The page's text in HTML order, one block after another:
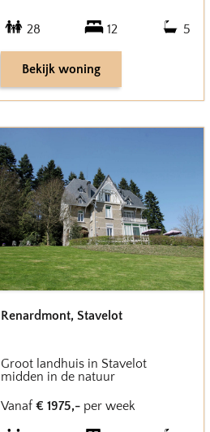
28 12 5
Bekijk woning
Renardmont, Stavelot
Groot landhuis in Stavelot
midden in de natuur
Vanaf € 1975,- per week